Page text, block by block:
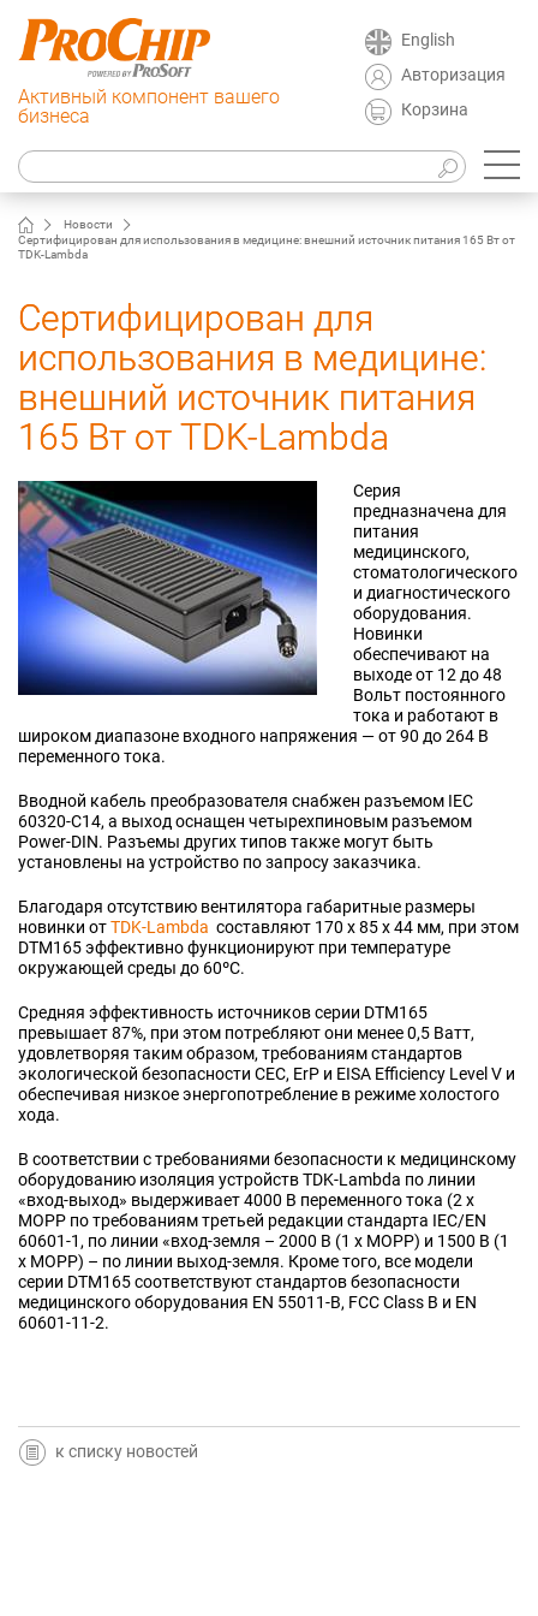
Активный компонент вашего
бизнеса
English
Авторизация
Корзина
Новости
Сертифицирован для использования в медицине: внешний источник питания 165 Вт от
TDK-Lambda
Сертифицирован для
использования в медицине:
внешний источник питания
165 Вт от TDK-Lambda
Серия
предназначена для
питания
медицинского,
стоматологического
и диагностического
оборудования.
Новинки
обеспечивают на
выходе от 12 до 48
Вольт постоянного
тока и работают в
широком диапазоне входного напряжения — от 90 до 264 В
переменного тока.
Вводной кабель преобразователя снабжен разъемом IEC
60320-C14, а выход оснащен четырехпиновым разъемом
Power-DIN. Разъемы других типов также могут быть
установлены на устройство по запросу заказчика.
Благодаря отсутствию вентилятора габаритные размеры
новинки отTDK-Lambda составляют 170 x 85 x 44 мм, при этом
DTM165 эффективно функционируют при температуре
окружающей среды до 60ºC.
Средняя эффективность источников серии DTM165
превышает 87%, при этом потребляют они менее 0,5 Ватт,
удовлетворяя таким образом, требованиям стандартов
экологической безопасности CEC, ErP и EISA Efficiency Level V и
обеспечивая низкое энергопотребление в режиме холостого
хода.
В соответствии с требованиями безопасности к медицинскому
оборудованию изоляция устройств TDK-Lambda по линии
«вход-выход» выдерживает 4000 В переменного тока (2 x
MOPP по требованиям третьей редакции стандарта IEC/EN
60601-1, по линии «вход-земля – 2000 В (1 x MOPP) и 1500 В (1
x MOPP) – по линии выход-земля. Кроме того, все модели
серии DTM165 соответствуют стандартов безопасности
медицинского оборудования EN 55011-B, FCC Class B и EN
60601-11-2.
к списку новостей